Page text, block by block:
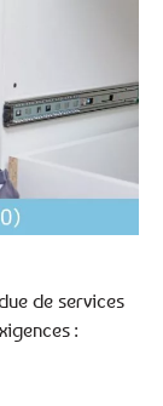
de services
: